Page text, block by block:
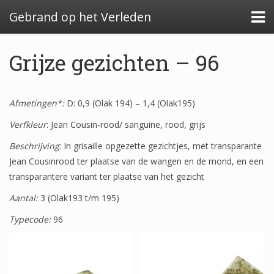
Gebrand op het Verleden
Algemeen: Glazeniersafval in Nederland
Algemeen: de glazenier
Uitwerking: Zutphen-Dieserstraat, 1583-1600
Uitwerking: Oldenzaal-Boterstraat, 1650-1700
Quickscan: Groenlo-Nieuwstad, 1650-1800
Quickscan: Groenlo-Notenboomstraat, 1700-
Grijze gezichten – 96
Afmetingen*:D: 0,9 (Olak 194) – 1,4 (Olak195)
Verfkleur: Jean Cousin-rood/ sanguine, rood, grijs
Beschrijving: In grisaille opgezette gezichtjes, met transparante
Jean Cousinrood ter plaatse van de wangen en de mond, en een
transparantere variant ter plaatse van het gezicht
Aantal:3 (Olak193 t/m 195)
Typecode:96